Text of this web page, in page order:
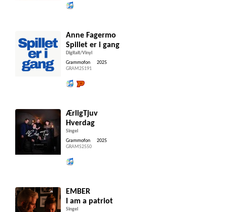
Anne Fagermo
Spillet er i gang
Digitalt/Vinyl
Grammofon
GRAM25191
2025
Lytt og kjøp iTunes
ÆrligTjuv
Hverdag
Singel
Grammofon
GRAMS2550
2025
EMBER
I am a patriot
Singel